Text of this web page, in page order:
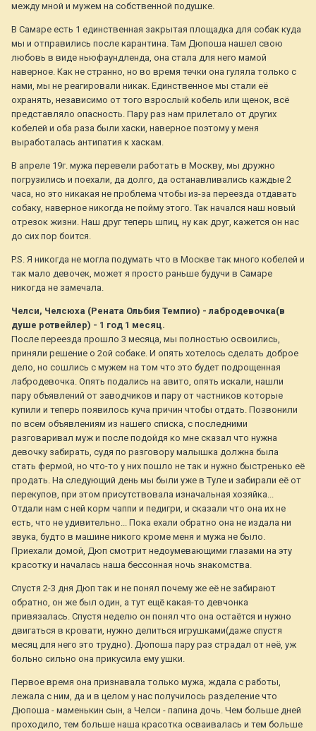
между мной и мужем на собственной подушке.
В Самаре есть 1 единственная закрытая площадка для собак куда
мы и отправились после карантина. Там Дюпоша нашел свою
любовь в виде ньюфаундленда, она стала для него мамой
наверное. Как не странно, но во время течки она гуляла только с
нами, мы не реагировали никак. Единственное мы стали её
охранять, независимо от того взрослый кобель или щенок, всё
представляло опасность. Пару раз нам прилетало от других
кобелей и оба раза были хаски, наверное поэтому у меня
выработалась антипатия к хаскам.
В апреле 19г. мужа перевели работать в Москву, мы дружно
погрузились и поехали, да долго, да останавливались каждые 2
часа, но это никакая не проблема чтобы из-за переезда отдавать
собаку, наверное никогда не пойму этого. Так начался наш новый
отрезок жизни. Наш друг теперь шпиц, ну как друг, кажется он нас
до сих пор боится.
P.S. Я никогда не могла подумать что в Москве так много кобелей и
так мало девочек, может я просто раньше будучи в Самаре
никогда не замечала.
Челси, Челсюха (Рената Ольбия Темпио) - лабродевочка(в
душе ротвейлер) - 1 год 1 месяц.
После переезда прошло 3 месяца, мы полностью освоились,
приняли решение о 2ой собаке. И опять хотелось сделать доброе
дело, но сошлись с мужем на том что это будет подрощенная
лабродевочка. Опять подались на авито, опять искали, нашли
пару объявлений от заводчиков и пару от частников которые
купили и теперь появилось куча причин чтобы отдать. Позвонили
по всем объявлениям из нашего списка, с последними
разговаривал муж и после подойдя ко мне сказал что нужна
девочку забирать, судя по разговору малышка должна была
стать фермой, но что-то у них пошло не так и нужно быстренько её
продать. На следующий день мы были уже в Туле и забирали её от
перекупов, при этом присутствовала изначальная хозяйка...
Отдали нам с ней корм чаппи и педигри, и сказали что она их не
есть, что не удивительно... Пока ехали обратно она не издала ни
звука, будто в машине никого кроме меня и мужа не было.
Приехали домой, Дюп смотрит недоумевающими глазами на эту
красотку и началась наша бессонная ночь знакомства.
Спустя 2-3 дня Дюп так и не понял почему же её не забирают
обратно, он же был один, а тут ещё какая-то девчонка
привязалась. Спустя неделю он понял что она остаётся и нужно
двигаться в кровати, нужно делиться игрушками(даже спустя
месяц для него это трудно). Дюпоша пару раз страдал от неё, уж
больно сильно она прикусила ему ушки.
Первое время она признавала только мужа, ждала с работы,
лежала с ним, да и в целом у нас получилось разделение что
Дюпоша - маменькин сын, а Челси - папина дочь. Чем больше дней
проходило, тем больше наша красотка осваивалась и тем больше